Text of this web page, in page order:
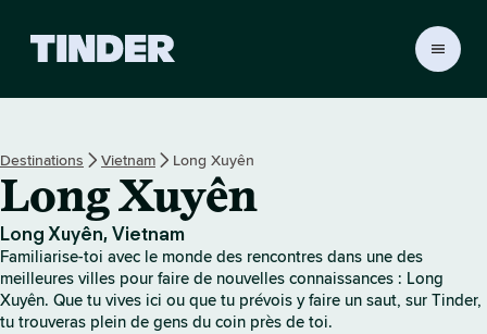
i
T
i
n
d
e
r
Destinations Vietnam Long Xuyên
Long Xuyên
Long Xuyên, Vietnam
Familiarise-toi avec le monde des rencontres dans une des
meilleures villes pour faire de nouvelles connaissances : Long
Xuyên. Que tu vives ici ou que tu prévois y faire un saut, sur Tinder,
tu trouveras plein de gens du coin près de toi.